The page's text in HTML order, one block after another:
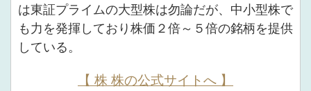
は東証プライムの大型株は勿論だが、中小型株で
も力を発揮しており株価２倍～５倍の銘柄を提供
している。
【 株 株の公式サイトへ 】